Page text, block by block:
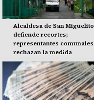
Alcaldesa de San Miguelito
defiende recortes;
representantes comunales
rechazan la medida